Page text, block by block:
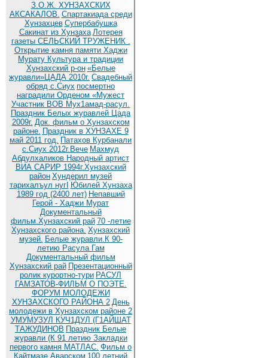
З.О.Ж. ХУНЗАХСКИХ
АКСАКАЛОВ. Спартакиада среди
Хунзахцев Супербабушка
Сакинат из Хунзаха Лотерея
газеты СЕЛЬСКИЙ ТРУЖЕНИК .
Открытие камня памяти Хаджи
Мурату Культура и традиции
Хунзахский р-он «Белые
журавли»ЦАДА 2010г. Cвадебный
обряд c.Сиух посмертно
наградили Орденом «Мужест
Участник ВОВ Мух1амад-расул.
Праздник Белых журавлей Цада
2009г. Док. фильм о Хунзахском
районе. Праздник в ХУНЗАХЕ 9
май 2011 год. Патахов Курбанали
с.Сиух 2012г.Вече Махмуд
Абдулхаликов Народный артист
ВИА САРИР 1994г.Хунзахский
район Хундерил музей
тарихалъул нугI Юбилей Хунзаха
1989 год (2400 лет) Непавший
Герой - Хаджи Мурат
Документальный
фильм.Хунзахский рай 70 -летие
Хунзахского района. Хунзахский
музей. Белые журавли.К 90-
летию Расула Гам
Документальный фильм
Хунзахский рай Презентационный
ролик курортно-тури РАСУЛ
ГАМЗАТОВ-ФИЛЬМ О ПОЭТЕ.
ФОРУМ МОЛОДЕЖИ
ХУНЗАХСКОГО РАЙОНА 2 День
молодежи в Хунзахском районе 2
УМУМУЗУЛ КУЧ1ДУЛ (Г1АЙШАТ
ТАЖУДИНОВ Праздник Белые
журавли (К 91 летию Закладки
первого камня МАТЛАС. Фильм о
Кайтмазе Аварском 100 летний